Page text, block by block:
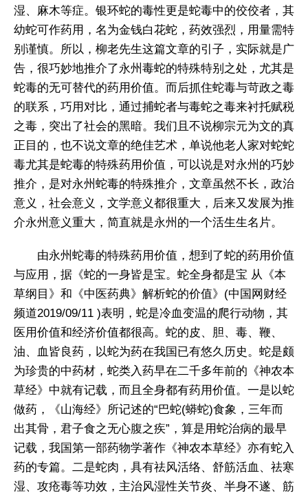
湿、麻木等症。银环蛇的毒性更是蛇毒中的佼佼者，其
幼蛇可作药用，名为金钱白花蛇，药效强烈，用量需特
别谨慎。所以，柳老先生这篇文章的引子，实际就是广
告，很巧妙地推介了永州毒蛇的特殊特别之处，尤其是
蛇毒的无可替代的药用价值。而后抓住蛇毒与苛政之毒
的联系，巧用对比，通过捕蛇者与毒蛇之毒来衬托赋税
之毒，突出了社会的黑暗。我们且不说柳宗元为文的真
正目的，也不说文章的绝佳艺术，单说他老人家对蛇蛇
毒尤其是蛇毒的特殊药用价值，可以说是对永州的巧妙
推介，是对永州蛇毒的特殊推介，文章虽然不长，政治
意义，社会意义，文学意义都很重大，后来又发展为推
介永州意义重大，简直就是永州的一个活生生名片。
由永州蛇毒的特殊药用价值，想到了蛇的药用价值
与应用，据《蛇的一身皆是宝。蛇全身都是宝 从《本
草纲目》和《中医药典》解析蛇的价值》(中国网财经
频道2019/09/11 )表明，蛇是冷血变温的爬行动物，其
医用价值和经济价值都很高。蛇的皮、胆、毒、鞭、
油、血皆良药，以蛇为药在我国已有悠久历史。蛇是颇
为珍贵的中药材，蛇类入药早在二千多年前的《神农本
草经》中就有记载，而且全身都有药用价值。一是以蛇
做药，《山海经》所记述的“巴蛇(蟒蛇)食象，三年而
出其骨，君子食之无心腹之疾”，算是用蛇治病的最早
记载，我国第一部药物学著作《神农本草经》亦有蛇入
药的专篇。二是蛇肉，具有祛风活络、舒筋活血、祛寒
湿、攻疮毒等功效，主治风湿性关节炎、半身不遂、筋